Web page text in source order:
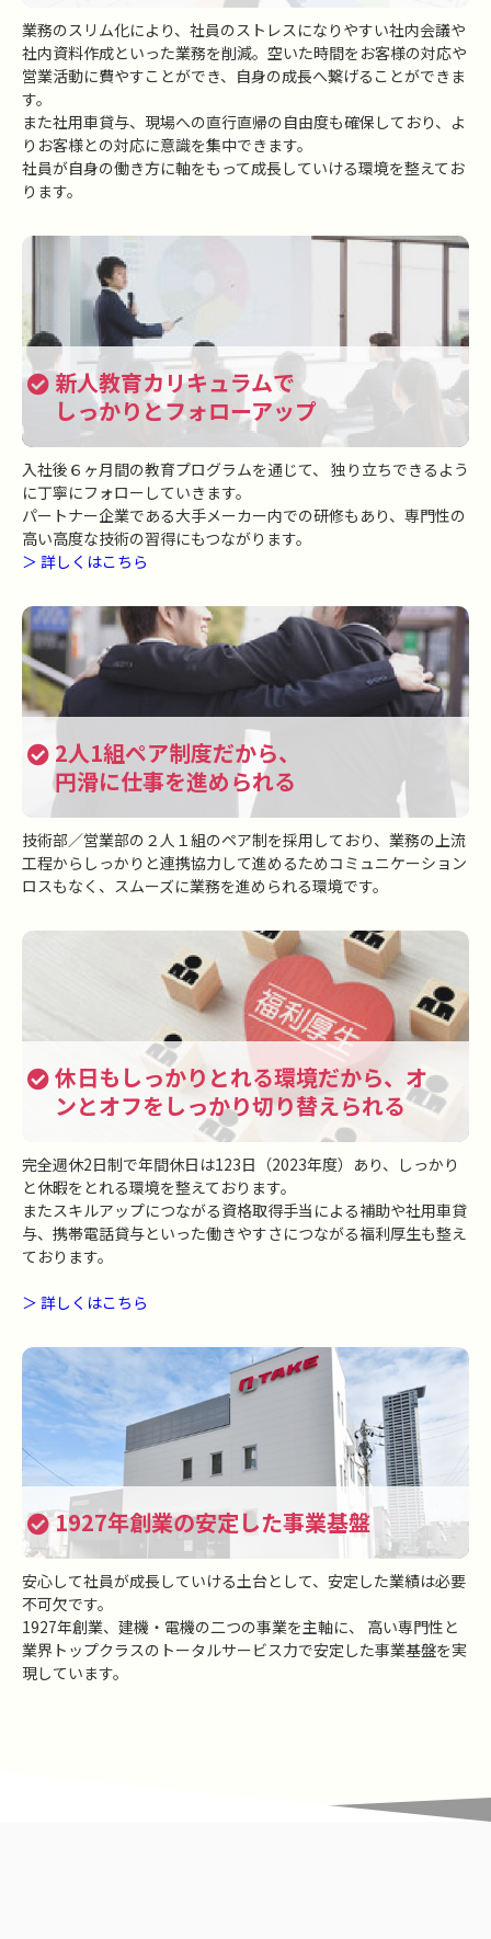
業務のスリム化により、社員のストレスになりやすい社内会議や
社内資料作成といった業務を削減。空いた時間をお客様の対応や
営業活動に費やすことができ、自身の成長へ繋げることができま
す。
また社用車貸与、現場への直行直帰の自由度も確保しており、よ
りお客様との対応に意識を集中できます。
社員が自身の働き方に軸をもって成長していける環境を整えてお
ります。
新人教育カリキュラムで
しっかりとフォローアップ
入社後６ヶ月間の教育プログラムを通じて、 独り立ちできるよう
に丁寧にフォローしていきます。
パートナー企業である大手メーカー内での研修もあり、専門性の
高い高度な技術の習得にもつながります。
＞ 詳しくはこちら
2人1組ペア制度だから、
円滑に仕事を進められる
技術部／営業部の２人１組のペア制を採用しており、業務の上流
工程からしっかりと連携協力して進めるためコミュニケーション
ロスもなく、スムーズに業務を進められる環境です。
休日もしっかりとれる環境だから、 オ
ンとオフをしっかり切り替えられる
完全週休2日制で年間休日は123日（2023年度）あり、しっかり
と休暇をとれる環境を整えております。
またスキルアップにつながる資格取得手当による補助や社用車貸
与、携帯電話貸与といった働きやすさにつながる福利厚生も整え
ております。
＞ 詳しくはこちら
1927年創業の安定した事業基盤
安心して社員が成長していける土台として、安定した業績は必要
不可欠です。
1927年創業、建機・電機の二つの事業を主軸に、
高い専門性と
業界トップクラスのトータルサービス力で安定した事業基盤を実
現しています。